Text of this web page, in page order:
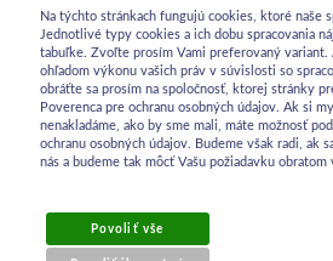
Na týchto stránkach fungujú cookies, ktoré naše
Jednotlivé typy cookies a ich dobu spracovania
tabuľke. Zvoľte prosím Vami preferovaný variant.
ohľadom výkonu vašich práv v súvislosti so
obráťte sa prosím na spoločnosť, ktorej stránky
Poverenca pre ochranu osobných údajov. Ak si
nenakladáme, ako by sme mali, máte možnosť
ochranu osobných údajov. Budeme však radi, ak
nás a budeme tak môcť Vašu požiadavku obratom
Povoliť vše